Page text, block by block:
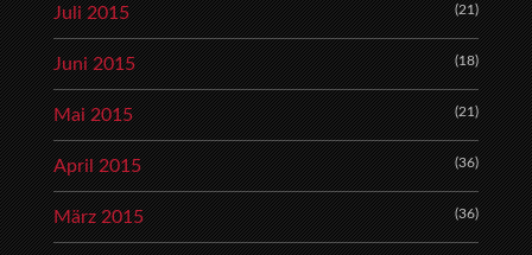
Juli 2015 (21)
Juni 2015 (18)
Mai 2015 (21)
April 2015 (36)
März 2015 (36)